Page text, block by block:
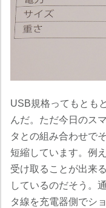
USB規格ってもとも
んだ。ただ今日のス
タとの組み合わせで
短縮しています。例
受け取ることが出来
しているのだそう。
タ線を充電器側でシ